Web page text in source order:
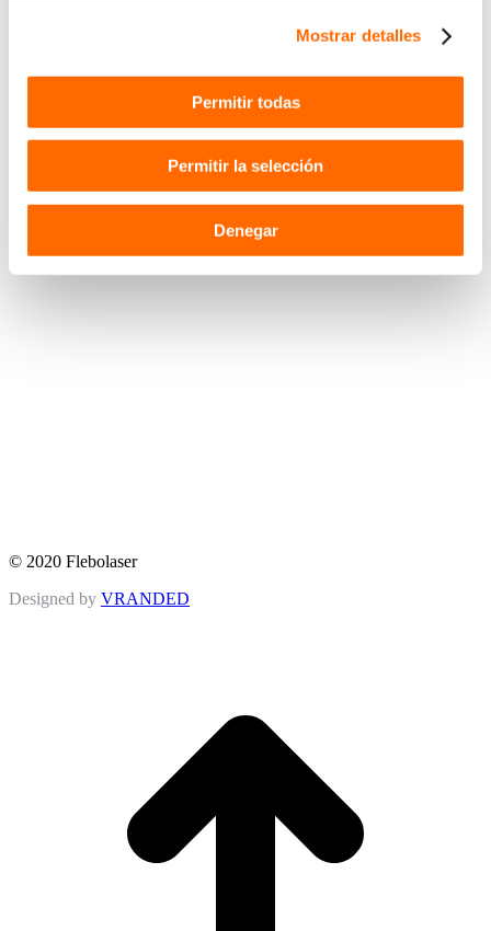
Mostrar detalles
Permitir todas
Permitir la selección
Denegar
© 2020 Flebolaser
Designed by VRANDED